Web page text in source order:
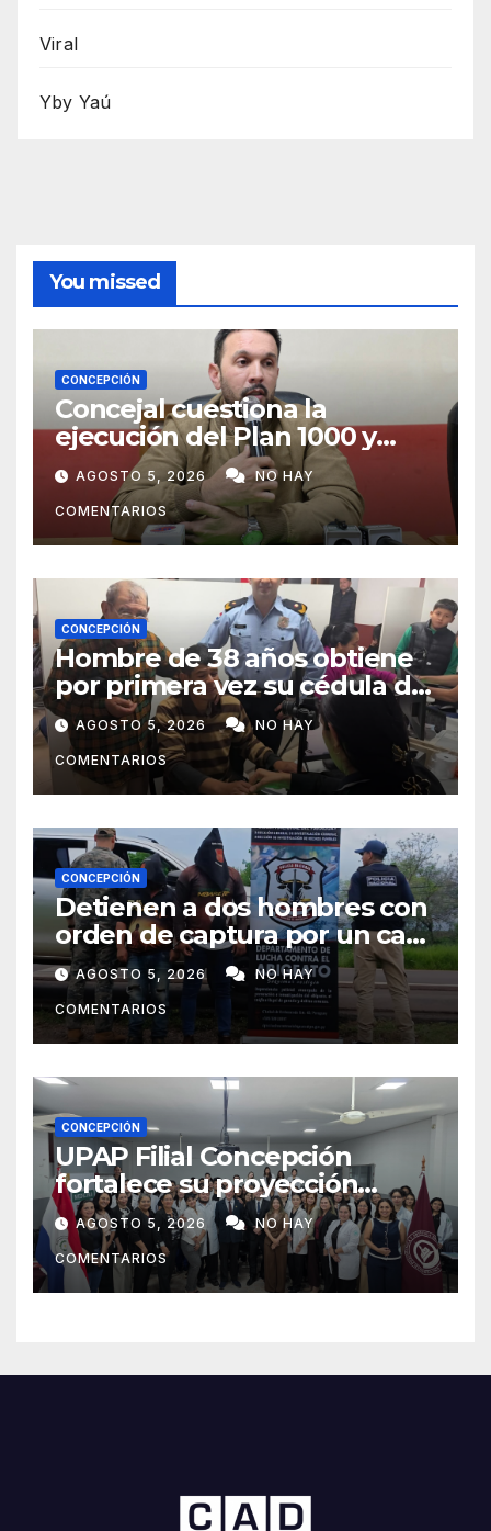
Viral
Yby Yaú
You missed
CONCEPCIÓN
Concejal cuestiona la
ejecución del Plan 1000 y
pide mayor participación del
municipio
AGOSTO 5, 2026 NO HAY
COMENTARIOS
CONCEPCIÓN
Hombre de 38 años obtiene
por primera vez su cédula de
identidad en Concepción
AGOSTO 5, 2026 NO HAY
COMENTARIOS
CONCEPCIÓN
Detienen a dos hombres con
orden de captura por un caso
de abigeato
AGOSTO 5, 2026 NO HAY
COMENTARIOS
CONCEPCIÓN
UPAP Filial Concepción
fortalece su proyección
internacional con la visita del
Prof. Dr. Antonio Castaño,
referente de la Universidad
de Sevilla
AGOSTO 5, 2026 NO HAY
COMENTARIOS